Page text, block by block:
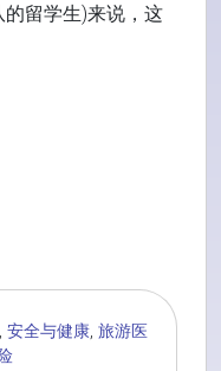
留学生)来说，这
, 安全与健康, 旅游医